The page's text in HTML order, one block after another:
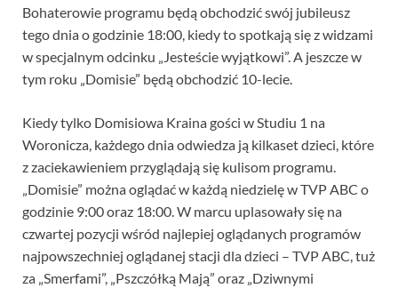
Bohaterowie programu będą obchodzić swój jubileusz
tego dnia o godzinie 18:00, kiedy to spotkają się z widzami
w specjalnym odcinku „Jesteście wyjątkowi”. A jeszcze w
tym roku „Domisie” będą obchodzić 10-lecie.
Kiedy tylko Domisiowa Kraina gości w Studiu 1 na
Woronicza, każdego dnia odwiedza ją kilkaset dzieci, które
z zaciekawieniem przyglądają się kulisom programu.
„Domisie” można oglądać w każdą niedzielę w TVP ABC o
godzinie 9:00 oraz 18:00. W marcu uplasowały się na
czwartej pozycji wśród najlepiej oglądanych programów
najpowszechniej oglądanej stacji dla dzieci – TVP ABC, tuż
za „Smerfami”, „Pszczółką Mają” oraz „Dziwnymi